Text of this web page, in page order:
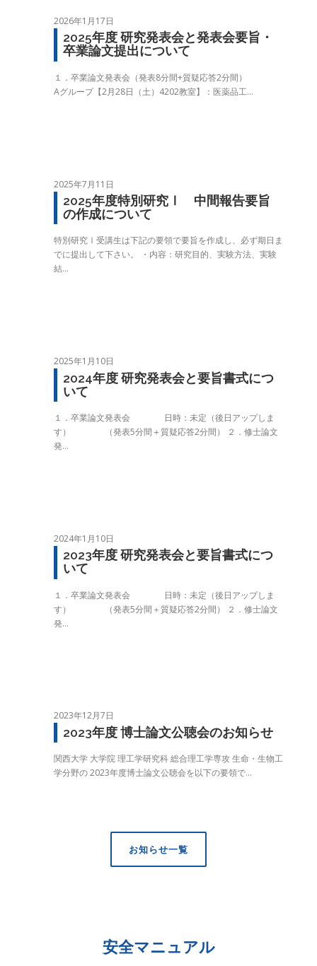
2026年1月17日
2025年度 研究発表会と発表会要旨・
卒業論文提出について
１．卒業論文発表会（発表8分間+質疑応答2分間）
Aグループ【2月28日（土）4202教室】：医薬品工…
2025年7月11日
2025年度特別研究Ⅰ 中間報告要旨
の作成について
特別研究Ⅰ受講生は下記の要領で要旨を作成し、必ず期日ま
でに提出して下さい。 ・内容：研究目的、実験方法、実験
結…
2025年1月10日
2024年度 研究発表会と要旨書式につ
いて
１．卒業論文発表会 日時：未定（後日アップしま
す） （発表5分間＋質疑応答2分間） ２．修士論文
発…
2024年1月10日
2023年度 研究発表会と要旨書式につ
いて
１．卒業論文発表会 日時：未定（後日アップしま
す） （発表5分間＋質疑応答2分間） ２．修士論文
発…
2023年12月7日
2023年度 博⼠論⽂公聴会のお知らせ
関⻄⼤学 ⼤学院 理⼯学研究科 総合理⼯学専攻 ⽣命・⽣物⼯
学分野の 2023年度博⼠論⽂公聴会を以下の要領で…
お知らせ一覧
安全マニュアル